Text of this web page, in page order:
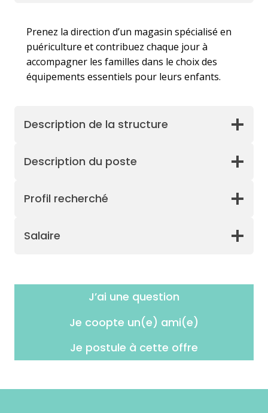
Prenez la direction d’un magasin spécialisé en
puériculture et contribuez chaque jour à
accompagner les familles dans le choix des
équipements essentiels pour leurs enfants.
Description de la structure
Description du poste
Profil recherché
Salaire
J’ai une question
Je coopte un(e) ami(e)
Je postule à cette offre